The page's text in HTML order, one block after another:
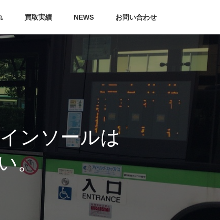
買取実績 NEWS お問い合わせ
インソールは
。